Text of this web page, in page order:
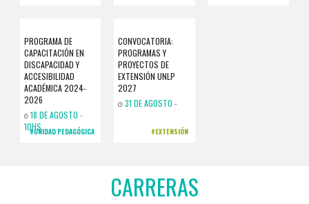
PROGRAMA DE
CAPACITACIÓN EN
DISCAPACIDAD Y
ACCESIBILIDAD
ACADÉMICA 2024-
2026
18 DE AGOSTO -
10HS
#UNIDAD PEDAGÓGICA
CONVOCATORIA:
PROGRAMAS Y
PROYECTOS DE
EXTENSIÓN UNLP
2027
31 DE AGOSTO -
#EXTENSIÓN
CARRERAS